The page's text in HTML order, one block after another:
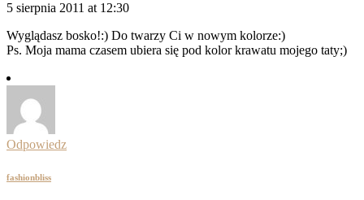
5 sierpnia 2011 at 12:30
Wyglądasz bosko!:) Do twarzy Ci w nowym kolorze:)
Ps. Moja mama czasem ubiera się pod kolor krawatu mojego taty;)
Odpowiedz
fashionbliss